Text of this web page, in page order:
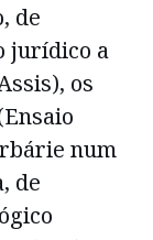
de
jurídico a
os
num
de